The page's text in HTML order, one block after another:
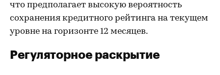
что предполагает высокую вероятность
сохранения кредитного рейтинга на текущем
уровне на горизонте 12 месяцев.
Регуляторное раскрытие